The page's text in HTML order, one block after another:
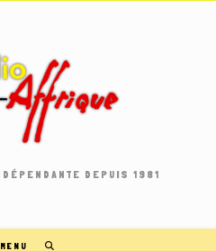
DEPUIS 1981
MENU